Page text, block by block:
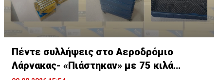
Πέντε συλλήψεις στο Αεροδρόμιο
Λάρνακας- «Πιάστηκαν» με 75 κιλά